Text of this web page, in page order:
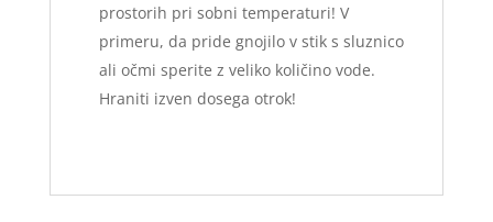
prostorih pri sobni temperaturi! V
primeru, da pride gnojilo v stik s sluznico
ali očmi sperite z veliko količino vode.
Hraniti izven dosega otrok!